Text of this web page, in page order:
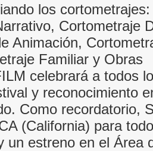
los
Cortometraje
Animación,
Familiar y Obras
celebrará a todos
y reconocimiento
Como recordatorio,
(California) para
un estreno en el Área